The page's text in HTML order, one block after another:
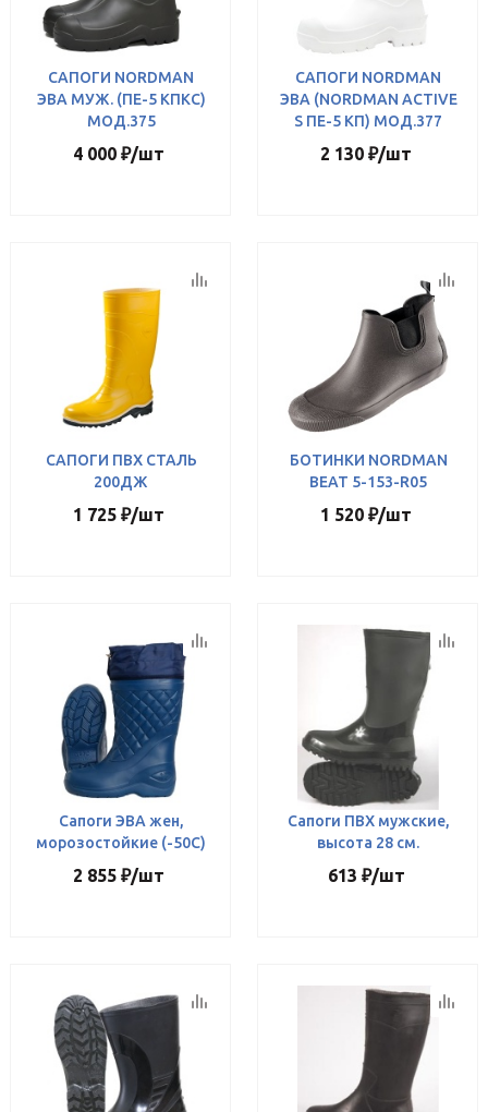
САПОГИ NORDMAN
ЭВА МУЖ. (ПЕ-5 КПКС)
МОД.375
4 000 ₽/шт
САПОГИ NORDMAN
ЭВА (NORDMAN ACTIVE
S ПЕ-5 КП) МОД.377
2 130 ₽/шт
САПОГИ ПВХ СТАЛЬ
200ДЖ
1 725 ₽/шт
БОТИНКИ NORDMAN
BEAT 5-153-R05
1 520 ₽/шт
Сапоги ЭВА жен,
морозостойкие (-50С)
2 855 ₽/шт
Сапоги ПВХ мужские,
высота 28 см.
613 ₽/шт